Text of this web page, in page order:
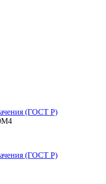
(ГОСТ Р)
(ГОСТ Р)